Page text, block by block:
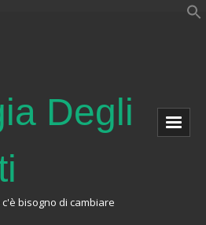
Degli
bisogno di cambiare